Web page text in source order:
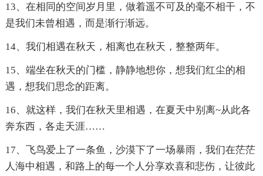
13、在相同的空间岁月里，做着遥不可及的毫不相干，不
是我们未曾相遇，而是渐行渐远。
14、我们相遇在秋天，相离也在秋天，整整两年。
15、端坐在秋天的门槛，静静地想你，想我们红尘的相
遇，想我们思念的距离。
16、就这样，我们在秋天里相遇，在夏天中别离~从此各
奔东西，各走天涯……
17、飞鸟爱上了一条鱼，沙漠下了一场暴雨，我们在茫茫
人海中相遇，和路上的每一个人分享欢喜和悲伤，让彼此